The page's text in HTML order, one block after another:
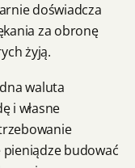
doświadcza
za obronę
żyją.
waluta
i własne
pieniądze budować